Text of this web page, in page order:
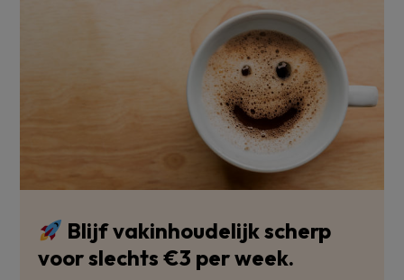
Blijf vakinhoudelijk scherp
voor slechts €3 per week.